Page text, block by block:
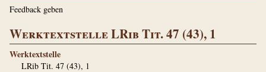
Feedback geben
Werktextstelle LRib Tit. 47 (43), 1
Werktextstelle
LRib Tit. 47 (43), 1